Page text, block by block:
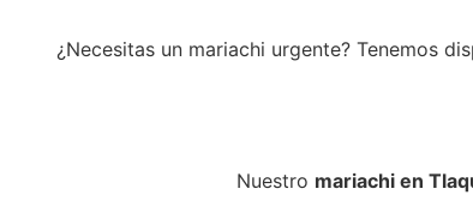
¿Necesitas un mariachi urgente? Tenemos
Nuestro mariachi en